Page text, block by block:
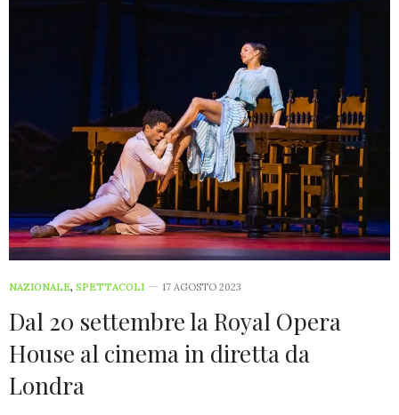
NAZIONALE, SPETTACOLI 17 AGOSTO 2023
Dal 20 settembre la Royal Opera
House al cinema in diretta da
Londra